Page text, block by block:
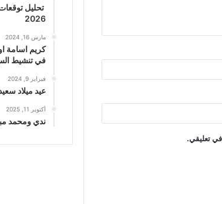
في تعليقي.
تحليل
2026
مارس 16, 2024
كريم اسامة
في تنشيط
فبراير 9, 2024
عيد ميلاد
أكتوبر 11, 2025
ندي ومحمد